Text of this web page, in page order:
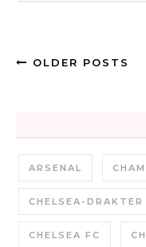
OLDER POSTS
ARSENAL
CHELSEA-DRAKTER
CHELSEA FC